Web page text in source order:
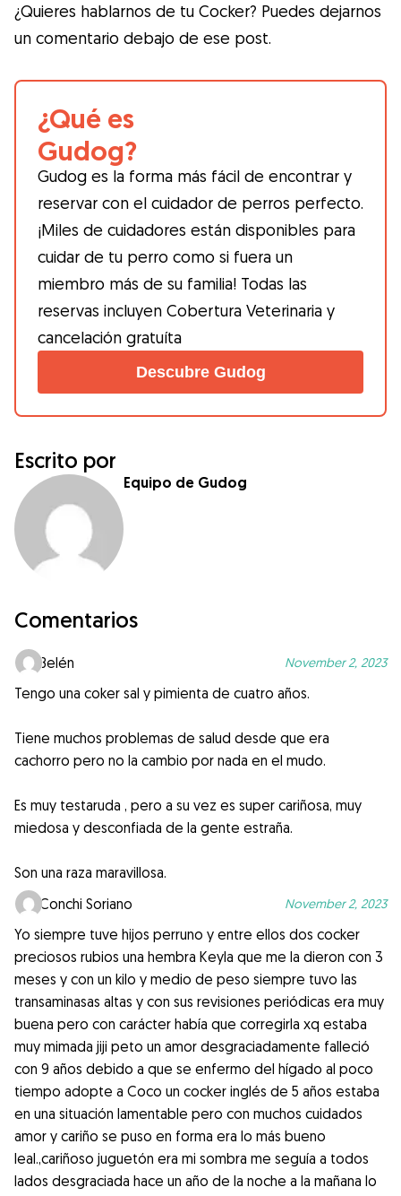
¿Quieres hablarnos de tu Cocker? Puedes dejarnos
un comentario debajo de ese post.
¿Qué es
Gudog?
Gudog es la forma más fácil de encontrar y
reservar con el cuidador de perros perfecto.
¡Miles de cuidadores están disponibles para
cuidar de tu perro como si fuera un
miembro más de su familia! Todas las
reservas incluyen Cobertura Veterinaria y
cancelación gratuíta
Descubre Gudog
Escrito por
Equipo de Gudog
Comentarios
Belén November 2, 2023
Tengo una coker sal y pimienta de cuatro años.
Tiene muchos problemas de salud desde que era
cachorro pero no la cambio por nada en el mudo.
Es muy testaruda , pero a su vez es super cariñosa, muy
miedosa y desconfiada de la gente estraña.
Son una raza maravillosa.
Conchi Soriano
November 2, 2023
Yo siempre tuve hijos perruno y entre ellos dos cocker
preciosos rubios una hembra Keyla que me la dieron con 3
meses y con un kilo y medio de peso siempre tuvo las
transaminasas altas y con sus revisiones periódicas era muy
buena pero con carácter había que corregirla xq estaba
muy mimada jiji peto un amor desgraciadamente falleció
con 9 años debido a que se enfermo del hígado al poco
tiempo adopte a Coco un cocker inglés de 5 años estaba
en una situación lamentable pero con muchos cuidados
amor y cariño se puso en forma era lo más bueno
leal.,cariñoso juguetón era mi sombra me seguía a todos
lados desgraciada hace un año de la noche a la mañana lo